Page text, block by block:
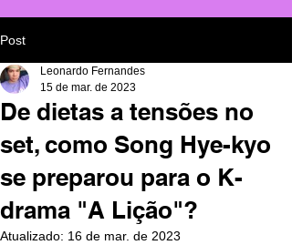
Post
De dietas a tensões no
set, como Song Hye-kyo
se preparou para o K-
drama "A Lição"?
Leonardo Fernandes
15 de mar. de 2023
Atualizado: 16 de mar. de 2023